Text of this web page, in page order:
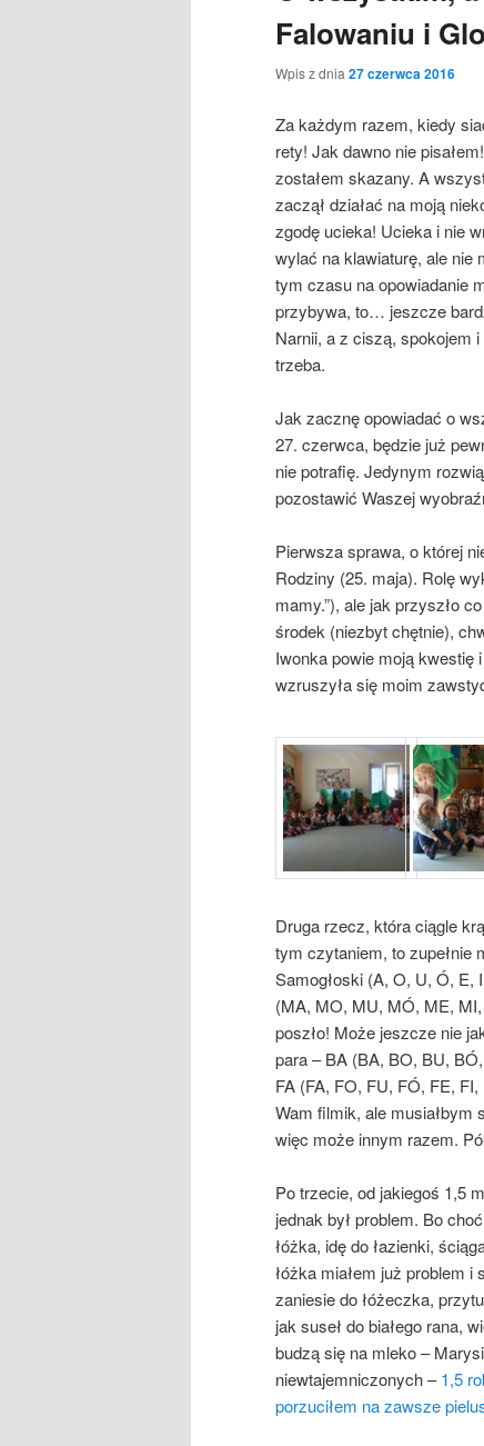
Falowaniu i
Wpis z dnia 27 czerwca 2016
Za każdym razem, kiedy
rety! Jak dawno nie
zostałem skazany. A
zaczął działać na moją
zgodę ucieka! Ucieka i nie
wylać na klawiaturę, ale nie
tym czasu na opowiadanie
przybywa, to… jeszcze
Narnii, a z ciszą, spokojem
trzeba.
Jak zacznę opowiadać o
27. czerwca, będzie już
nie potrafię. Jedynym
pozostawić Waszej
Pierwsza sprawa, o której
Rodziny (25. maja). Rolę
mamy.”), ale jak przyszło
środek (niezbyt chętnie),
Iwonka powie moją kwestię
wzruszyła się moim
Druga rzecz, która ciągle
tym czytaniem, to zupełnie
Samogłoski (A, O, U, Ó, E,
(MA, MO, MU, MÓ, ME,
poszło! Może jeszcze nie
para – BA (BA, BO, BU,
FA (FA, FO, FU, FÓ, FE,
Wam filmik, ale musiałbym
więc może innym razem.
Po trzecie, od jakiegoś 1,5
jednak był problem. Bo
łóżka, idę do łazienki,
łóżka miałem już problem
zaniesie do łóżeczka,
jak suseł do białego rana,
budzą się na mleko –
niewtajemniczonych –1,5
porzuciłem na zawsze